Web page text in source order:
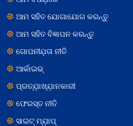
ଆମ ସହିତ ଯୋଗାଯୋଗ କରନ୍ତୁ
ଆମ ସହିତ ବିଜ୍ଞାପନ କରନ୍ତୁ
ଗୋପନୀଯ଼ତା ନୀତି
ଆର୍କାଇଭ୍
ପ୍ରତ୍ଯ଼ାଖ୍ଯ଼ାନକାରୀ
ଫେରସ୍ତ ନୀତି
ସାଇଟ୍ ମ୍ଯ଼ାପ୍